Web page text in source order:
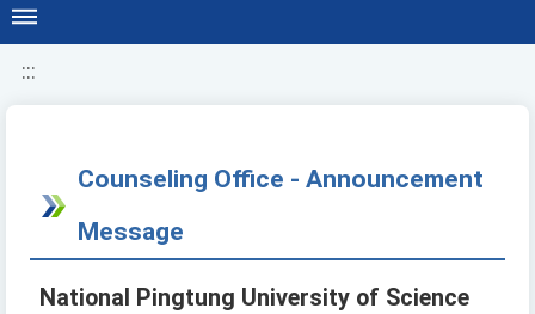
:::
Counseling Office - Announcement
Message
National Pingtung University of Science